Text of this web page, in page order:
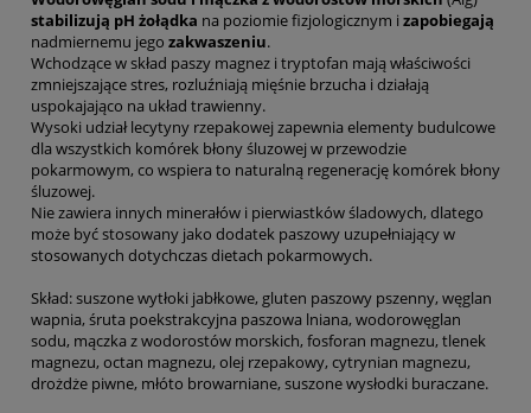
stabilizują pH żołądka na poziomie fizjologicznym i zapobiegają
nadmiernemu jego zakwaszeniu.
Wchodzące w skład paszy magnez i tryptofan mają właściwości
zmniejszające stres, rozluźniają mięśnie brzucha i działają
uspokajająco na układ trawienny.
Wysoki udział lecytyny rzepakowej zapewnia elementy budulcowe
dla wszystkich komórek błony śluzowej w przewodzie
pokarmowym, co wspiera to naturalną regenerację komórek błony
śluzowej.
Nie zawiera innych minerałów i pierwiastków śladowych, dlatego
może być stosowany jako dodatek paszowy uzupełniający w
stosowanych dotychczas dietach pokarmowych.
Skład: suszone wytłoki jabłkowe, gluten paszowy pszenny, węglan
wapnia, śruta poekstrakcyjna paszowa lniana, wodorowęglan
sodu, mączka z wodorostów morskich, fosforan magnezu, tlenek
magnezu, octan magnezu, olej rzepakowy, cytrynian magnezu,
drożdże piwne, młóto browarniane, suszone wysłodki buraczane.